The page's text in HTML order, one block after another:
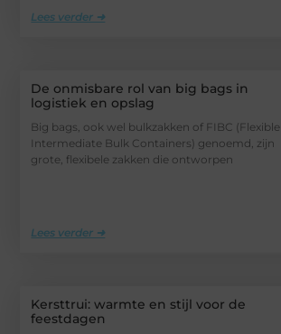
Lees verder ➜
De onmisbare rol van big bags in
logistiek en opslag
Big bags, ook wel bulkzakken of FIBC (Flexible
Intermediate Bulk Containers) genoemd, zijn
grote, flexibele zakken die ontworpen
Lees verder ➜
Kersttrui: warmte en stijl voor de
feestdagen